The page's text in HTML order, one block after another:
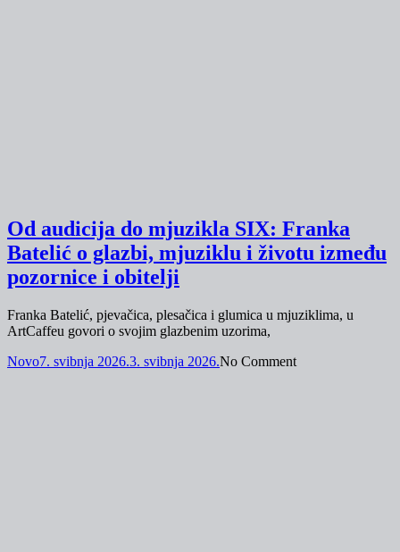
Od audicija do mjuzikla SIX: Franka
Batelić o glazbi, mjuziklu i životu između
pozornice i obitelji
Franka Batelić, pjevačica, plesačica i glumica u mjuziklima, u
ArtCaffeu govori o svojim glazbenim uzorima,
Novo7. svibnja 2026.3. svibnja 2026.No Comment